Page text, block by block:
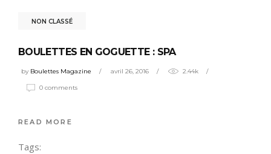
NON CLASSÉ
BOULETTES EN GOGUETTE : SPA
by Boulettes Magazine avril 26, 2016 2.44k
0 comments
READ MORE
Tags: